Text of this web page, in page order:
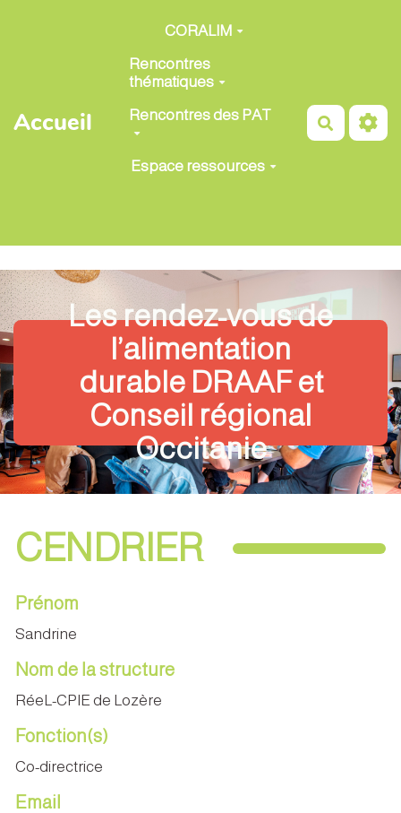
Aller au contenu principal
Accueil
CORALIM
Rencontres
thématiques
Rencontres des PAT
Espace ressources
Les rendez-vous de
l’alimentation
durable DRAAF et
Conseil régional
Occitanie
CENDRIER
Prénom
Sandrine
Nom de la structure
RéeL-CPIE de Lozère
Fonction(s)
Co-directrice
Email